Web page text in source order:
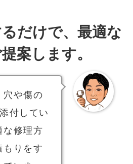
だけで、最適な
案します。
穴や傷の
付してい
な修理方
もりをす